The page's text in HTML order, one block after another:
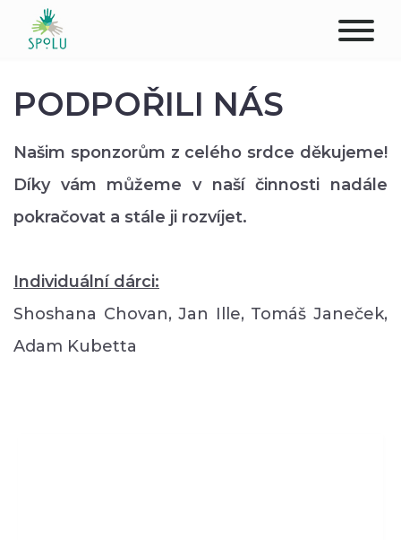
PODPOŘTE NÁS
PŮSOBIŠTĚ
PROFESIONÁLOVÉ
PODPOŘILI NÁS
Našim sponzorům z celého srdce děkujeme!
Díky vám můžeme v naší činnosti nadále
pokračovat a stále ji rozvíjet.
Individuální dárci:
Shoshana Chovan, Jan Ille, Tomáš Janeček,
Adam Kubetta